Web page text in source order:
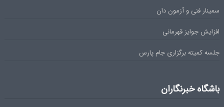
سمینار فنی و آزمون دان
افزایش جوایز قهرمانی
جلسه کمیته برگزاری جام پارس
باشگاه خبرنگاران